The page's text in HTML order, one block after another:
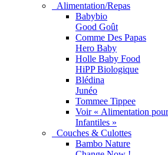
Alimentation/Repas
Babybio
Good Goût
Comme Des Papas
Hero Baby
Holle Baby Food
HiPP Biologique
Blédina
Junéo
Tommee Tippee
Voir « Alimentation
Infantiles »
Couches & Culottes
Bambo Nature